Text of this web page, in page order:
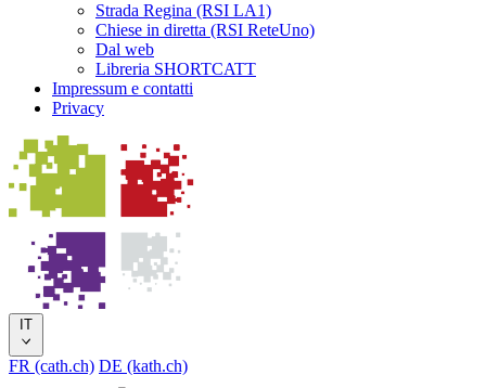
Strada Regina (RSI LA1)
Chiese in diretta (RSI ReteUno)
Dal web
Libreria SHORTCATT
Impressum e contatti
Privacy
IT
FR (cath.ch) DE (kath.ch)